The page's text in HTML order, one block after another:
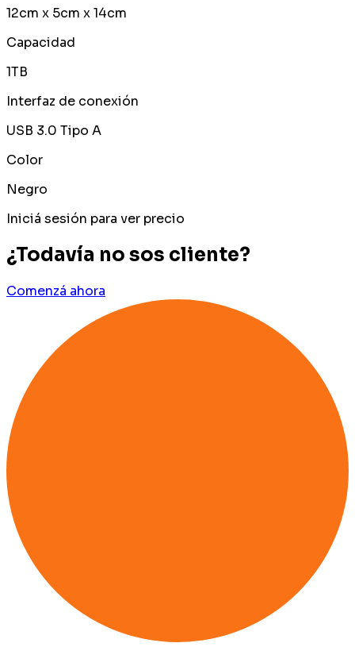
12cm x 5cm x 14cm
Capacidad
1TB
Interfaz de conexión
USB 3.0 Tipo A
Color
Negro
Iniciá sesión para ver precio
¿Todavía no sos cliente?
Comenzá ahora